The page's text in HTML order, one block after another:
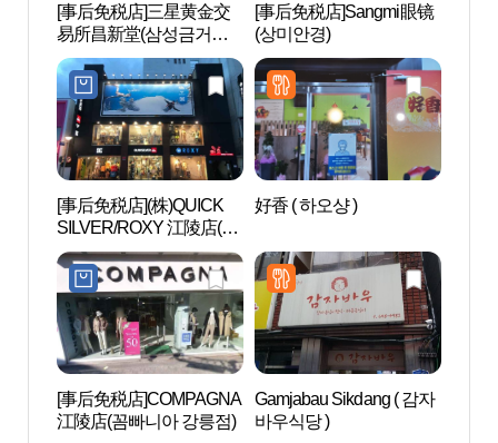
[事后免税店]三星黄金交
易所昌新堂(삼성금거래
소 창신당)
[事后免税店]Sangmi眼镜
(상미안경)
[事后免税店](株)QUICK
SILVER/ROXY 江陵店(퀵
실버록시 강릉점)
好香 ( 하오샹 )
[事后免税店]COMPAGNA
江陵店(꼼빠니아 강릉점)
Gamjabau Sikdang ( 감자
바우식당 )